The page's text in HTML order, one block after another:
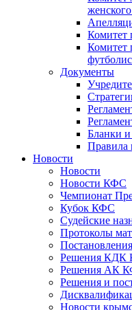
Комитет
Комитет
Документы
Бланки
Правила
Новости
Новости
Новости КФС
Чемпионат
Кубок КФС
Судейские
Протоколы
Решения КДК
Решения АК
Решения и
Новости